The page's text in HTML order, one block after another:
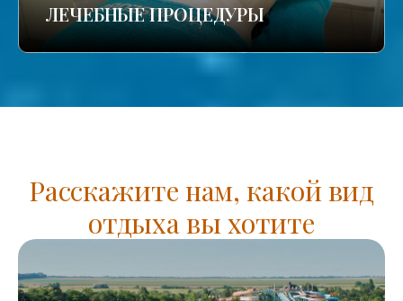
ЛЕЧЕБНЫЕ ПРОЦЕДУРЫ
Расскажите нам, какой вид
отдыха вы хотите